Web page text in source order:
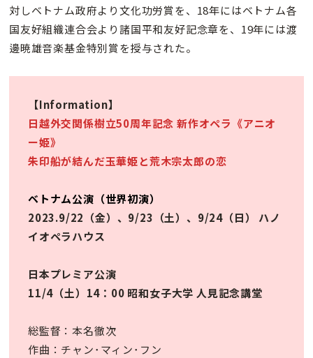
対しベトナム政府より文化功労賞を、18年にはベトナム各
国友好組織連合会より諸国平和友好記念章を、19年には渡
邊暁雄音楽基金特別賞を授与された。
【Information】
日越外交関係樹立50周年記念 新作オペラ《アニオ
ー姫》
朱印船が結んだ玉華姫と荒木宗太郎の恋
ベトナム公演（世界初演）
2023.9/22（金）、9/23（土）、9/24（日） ハノ
イオペラハウス
日本プレミア公演
11/4（土）14：00 昭和女子大学 人見記念講堂
総監督：本名徹次
作曲：チャン･マィン･フン